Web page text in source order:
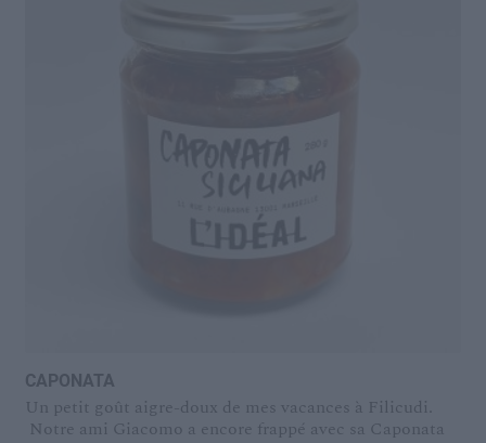
CAPONATA
Un petit goût aigre-doux de mes vacances à Filicudi.
Notre ami Giacomo a encore frappé avec sa Caponata